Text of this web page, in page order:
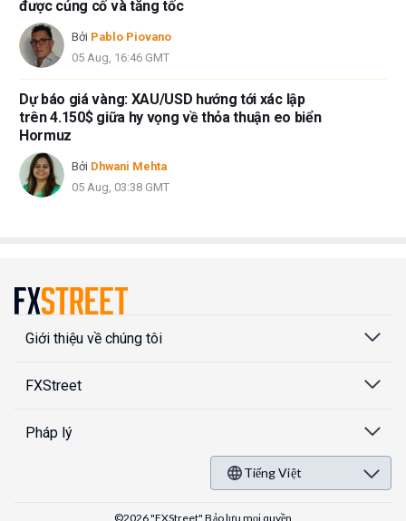
được củng cố và tăng tốc
Bởi Pablo Piovano
05 Aug, 16:46 GMT
Dự báo giá vàng: XAU/USD hướng tới xác lập
trên 4.150$ giữa hy vọng về thỏa thuận eo biển
Hormuz
Bởi Dhwani Mehta
05 Aug, 03:38 GMT
Giới thiệu về chúng tôi
FXStreet
Pháp lý
Tiếng Việt
©2026 "FXStreet" Bảo lưu mọi quyền